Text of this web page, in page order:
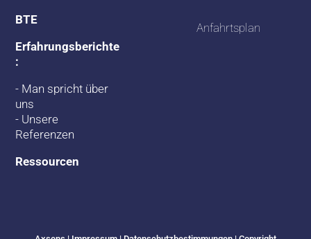
BTE
Erfahrungsberichte
:
- Man spricht über
uns
- Unsere
Referenzen
Ressourcen
Anfahrtsplan